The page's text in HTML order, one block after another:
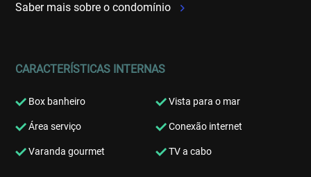
Saber mais sobre o condomínio
CARACTERÍSTICAS INTERNAS
Box banheiro Vista para o mar
Área serviço Conexão internet
Varanda gourmet TV a cabo